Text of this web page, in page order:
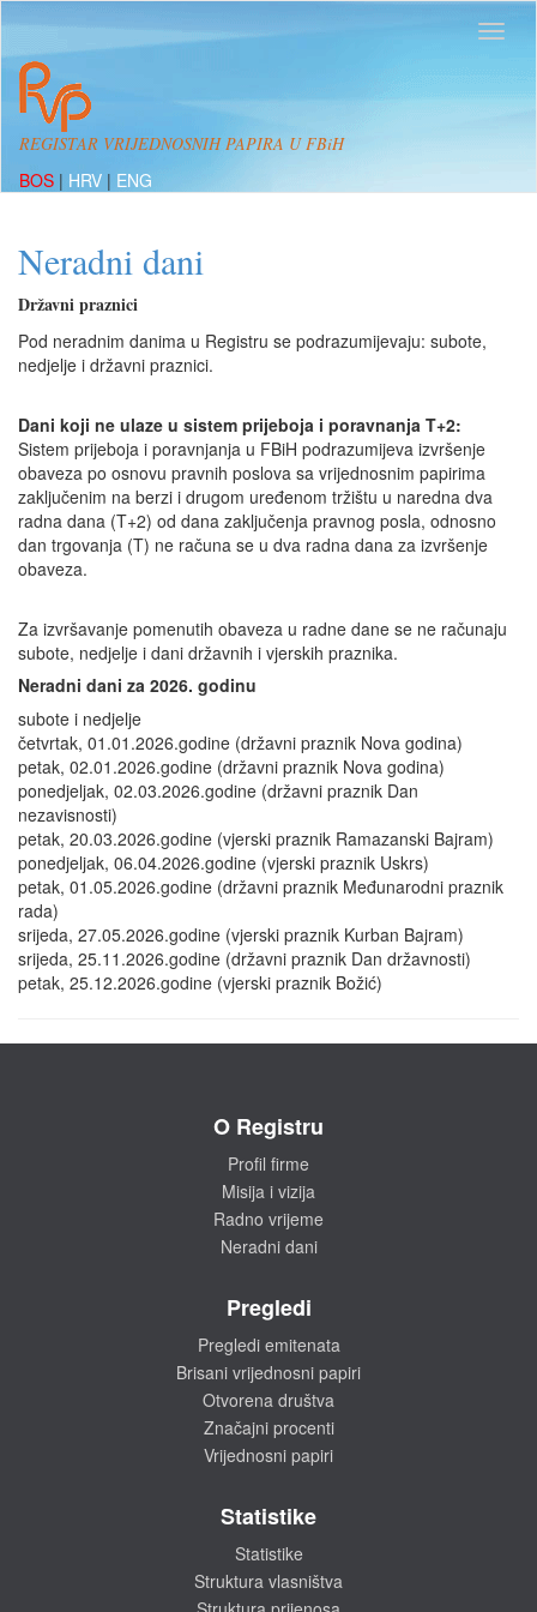
REGISTAR VRIJEDNOSNIH PAPIRA U FBiH
BOS | HRV | ENG
Neradni dani
Državni praznici
Pod neradnim danima u Registru se podrazumijevaju: subote,
nedjelje i državni praznici.
Dani koji ne ulaze u sistem prijeboja i poravnanja T+2:
Sistem prijeboja i poravnjanja u FBiH podrazumijeva izvršenje
obaveza po osnovu pravnih poslova sa vrijednosnim papirima
zaključenim na berzi i drugom uređenom tržištu u naredna dva
radna dana (T+2) od dana zaključenja pravnog posla, odnosno
dan trgovanja (T) ne računa se u dva radna dana za izvršenje
obaveza.
Za izvršavanje pomenutih obaveza u radne dane se ne računaju
subote, nedjelje i dani državnih i vjerskih praznika.
Neradni dani za 2026. godinu
subote i nedjelje
četvrtak, 01.01.2026.godine (državni praznik Nova godina)
petak, 02.01.2026.godine (državni praznik Nova godina)
ponedjeljak, 02.03.2026.godine (državni praznik Dan
nezavisnosti)
petak, 20.03.2026.godine (vjerski praznik Ramazanski Bajram)
ponedjeljak, 06.04.2026.godine (vjerski praznik Uskrs)
petak, 01.05.2026.godine (državni praznik Međunarodni praznik
rada)
srijeda, 27.05.2026.godine (vjerski praznik Kurban Bajram)
srijeda, 25.11.2026.godine (državni praznik Dan državnosti)
petak, 25.12.2026.godine (vjerski praznik Božić)
O Registru
Profil firme
Misija i vizija
Radno vrijeme
Neradni dani
Pregledi
Pregledi emitenata
Brisani vrijednosni papiri
Otvorena društva
Značajni procenti
Vrijednosni papiri
Statistike
Statistike
Struktura vlasništva